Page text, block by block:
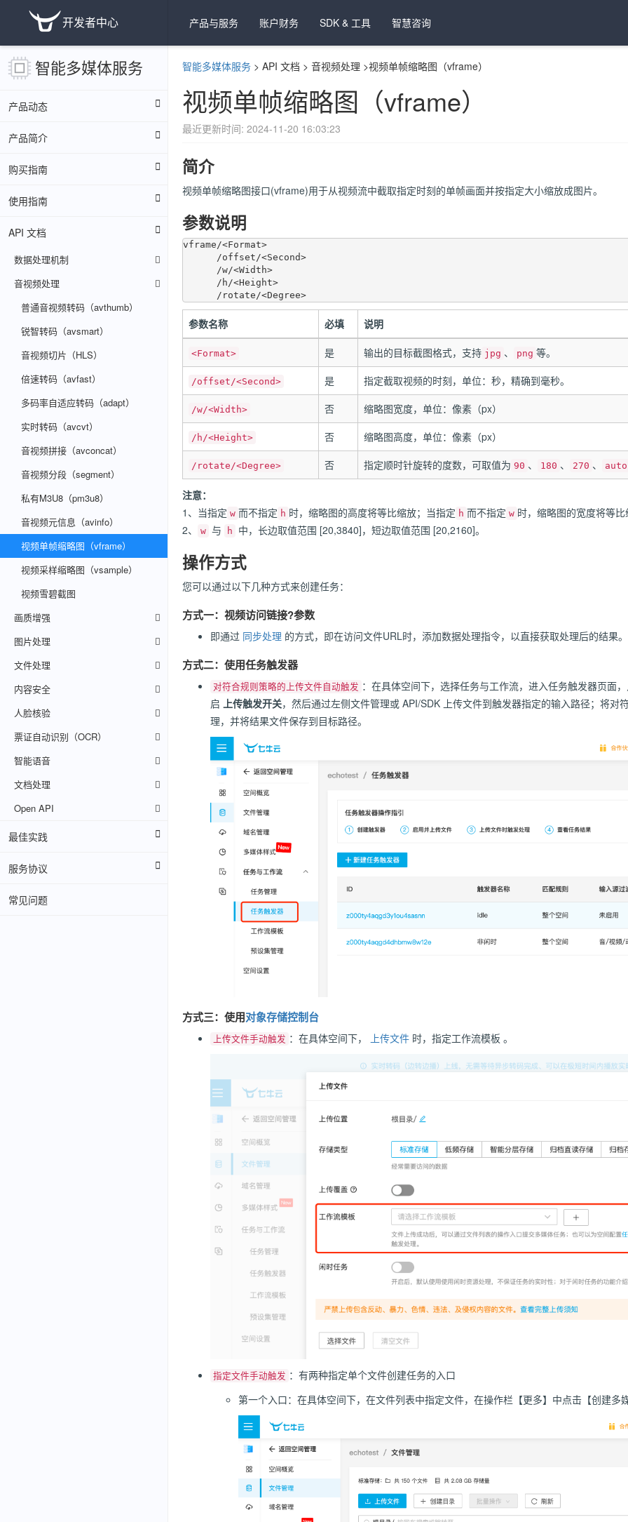
开发者中心 产品与服务 账户财务 SDK & 工具 智慧咨询
智能多媒体服务
产品动态
产品简介
购买指南
使用指南
API 文档
数据处理机制
音视频处理
普通音视频转码（avthumb）
锐智转码（avsmart）
音视频切片（HLS）
倍速转码（avfast）
多码率自适应转码（adapt）
实时转码（avcvt）
音视频拼接（avconcat）
音视频分段（segment）
私有M3U8（pm3u8）
音视频元信息（avinfo）
视频单帧缩略图（vframe）
视频采样缩略图（vsample）
视频雪碧截图
画质增强
图片处理
文件处理
内容安全
人脸核验
票证自动识别（OCR）
智能语音
文档处理
Open API
最佳实践
服务协议
常见问题
智能多媒体服务 > API 文档 > 音视频处理 >视频单帧缩略图（vframe）
视频单帧缩略图（vframe）
最近更新时间: 2024-11-20 16:03:23
简介
视频单帧缩略图接口(vframe)用于从视频流中截取指定时刻的单帧画面并按指定大小缩放成图片。
参数说明
vframe/<Format>
参数名称 必填 说明
<Format> 是 输出的目标截图格式，支持 jpg 、 png 等。
/offset/<Second> 是 指定截取视频的时刻，单位：秒，精确到毫秒。
/w/<Width> 否 缩略图宽度，单位：像素（px）
/h/<Height> 否 缩略图高度，单位：像素（px）
/rotate/<Degree> 否 指定顺时针旋转的度数，可取值为 90 、 180 、 270 、 auto
注意：
1、当指定 w 而不指定 h 时，缩略图的高度将等比缩放；当指定 h 而不指定 w 时，缩略图的宽度将等
2、
w 与 h 中，长边取值范围 [20,3840]，短边取值范围 [20,2160]。
操作方式
您可以通过以下几种方式来创建任务：
方式一：视频访问链接?参数
即通过 同步处理 的方式，即在访问文件URL时，添加数据处理指令，以直接获取处理后的结果。
方式二：使用任务触发器
对符合规则策略的上传文件自动触发 ：在具体空间下，选择任务与工作流，进入任务触发器页面
启 上传触发开关，然后通过左侧文件管理或 API/SDK 上传文件到触发器指定的输入路径；将对
理，并将结果文件保存到目标路径。
方式三：使用对象存储控制台
上传文件手动触发 ：在具体空间下， 上传文件 时，指定工作流模板 。
指定文件手动触发 ：有两种指定单个文件创建任务的入口
第一个入口：在具体空间下，在文件列表中指定文件，在操作栏【更多】中点击【创建多